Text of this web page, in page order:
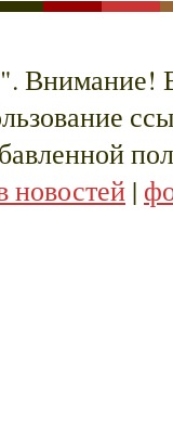
Внимание!
новостей |